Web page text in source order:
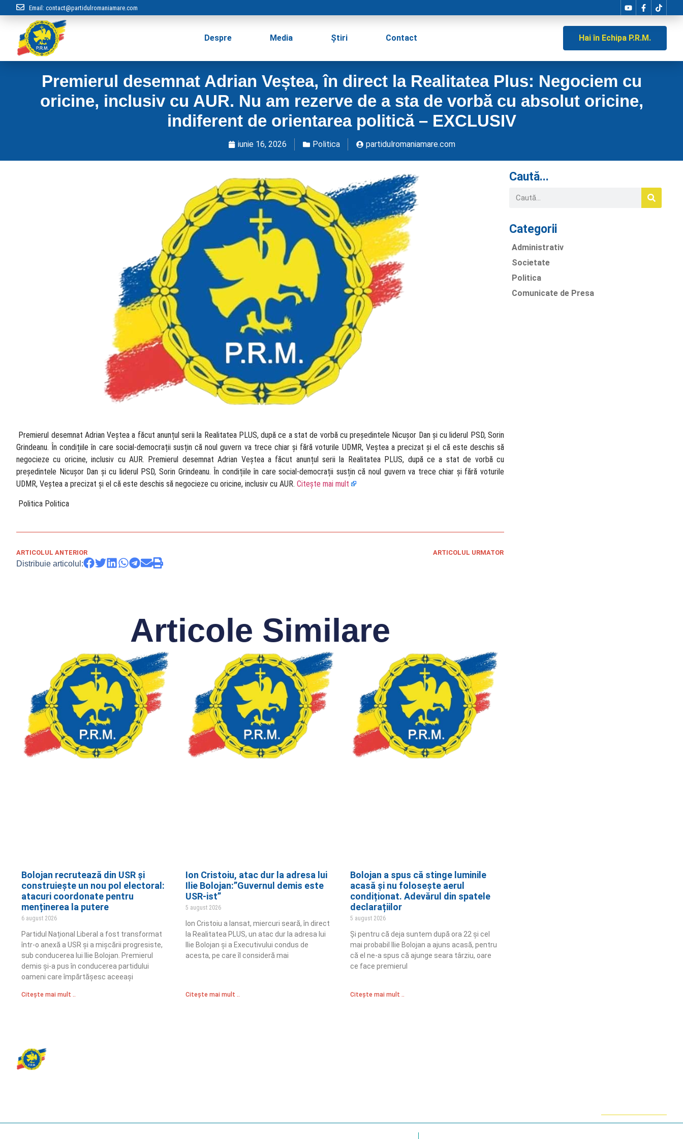
Email: contact@partidulromaniamare.com
Despre Media Știri Contact Hai în Echipa P.R.M.
Premierul desemnat Adrian Veștea, în direct la Realitatea Plus: Negociem cu
oricine, inclusiv cu AUR. Nu am rezerve de a sta de vorbă cu absolut oricine,
indiferent de orientarea politică – EXCLUSIV
iunie 16, 2026 Politica partidulromaniamare.com
​ Premierul desemnat Adrian Veștea a făcut anunțul serii la Realitatea PLUS, după ce a stat de vorbă cu președintele Nicușor Dan și cu liderul PSD, Sorin
Grindeanu. În condițiile în care social-democrații susțin că noul guvern va trece chiar și fără voturile UDMR, Veștea a precizat și el că este deschis să
negocieze cu oricine, inclusiv cu AUR. Premierul desemnat Adrian Veștea a făcut anunțul serii la Realitatea PLUS, după ce a stat de vorbă cu
președintele Nicușor Dan și cu liderul PSD, Sorin Grindeanu. În condițiile în care social-democrații susțin că noul guvern va trece chiar și fără voturile
UDMR, Veștea a precizat și el că este deschis să negocieze cu oricine, inclusiv cu AUR. Citește mai mult
​ Politica Politica
ARTICOLUL ANTERIOR ARTICOLUL URMATOR
Distribuie articolul:
Articole Similare
Bolojan recrutează din USR și
construiește un nou pol electoral:
atacuri coordonate pentru
menținerea la putere
6 august 2026
Partidul Național Liberal a fost transformat
într-o anexă a USR și a mișcării progresiste,
sub conducerea lui Ilie Bolojan. Premierul
demis și-a pus în conducerea partidului
oameni care împărtășesc aceeași
Citește mai mult ..
Ion Cristoiu, atac dur la adresa lui
Ilie Bolojan:”Guvernul demis este
USR-ist”
5 august 2026
Ion Cristoiu a lansat, miercuri seară, în direct
la Realitatea PLUS, un atac dur la adresa lui
Ilie Bolojan și a Executivului condus de
acesta, pe care îl consideră mai
Citește mai mult ..
Bolojan a spus că stinge luminile
acasă și nu folosește aerul
condiționat. Adevărul din spatele
declarațiilor
5 august 2026
Și pentru că deja suntem după ora 22 și cel
mai probabil Ilie Bolojan a ajuns acasă, pentru
că el ne-a spus că ajunge seara târziu, oare
ce face premierul
Citește mai mult ..
Caută...
Categorii
Administrativ
Societate
Politica
Comunicate de Presa